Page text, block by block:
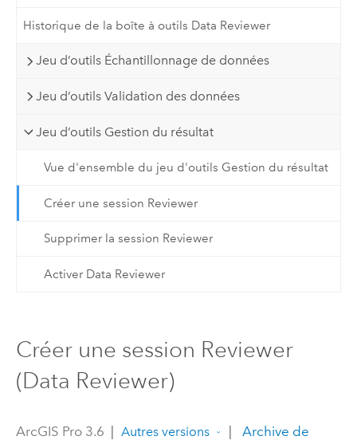
Historique de la boîte à outils Data Reviewer
Jeu d’outils Échantillonnage de données
Jeu d’outils Validation des données
Jeu d’outils Gestion du résultat
Vue d'ensemble du jeu d'outils Gestion du résultat
Créer une session Reviewer
Supprimer la session Reviewer
Activer Data Reviewer
Créer une session Reviewer
(Data Reviewer)
ArcGIS Pro 3.6 | Autres versions |
Archive de